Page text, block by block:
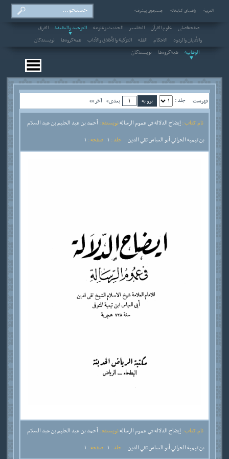
العربیة راهنمای کتابخانه جستجوی پیشرفته
صفحه‌اصلی علوم القرآن التفاسير الحديث وعلومه التوحيد والعقيدة
الفرق
والأديان والردود
الاحکام الفقه التزكية والأخلاق والآداب همه‌گروه‌ها
نویسندگان
الوهابية
همه‌گروه‌ها نویسندگان
فهرست جلد : بعدی» آخر»»
نام کتاب : إيضاح الدلالة في عموم الرسالةنویسنده :أحمد بن عبد الحليم بن عبد السلام
بن تيمية الحراني أبو العباس تقي الدين
جلد : صفحه :
نام کتاب : إيضاح الدلالة في عموم الرسالةنویسنده :أحمد بن عبد الحليم بن عبد السلام
بن تيمية الحراني أبو العباس تقي الدين
جلد : صفحه :